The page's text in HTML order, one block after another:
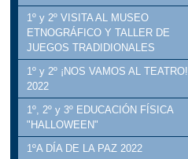
1º y 2º VISITA AL MUSEO
ETNOGRÁFICO Y TALLER DE
JUEGOS TRADIDIONALES
1º y 2º ¡NOS VAMOS AL TEATRO!
2022
1º, 2º y 3º EDUCACIÓN FÍSICA
"HALLOWEEN"
1ºA DÍA DE LA PAZ 2022